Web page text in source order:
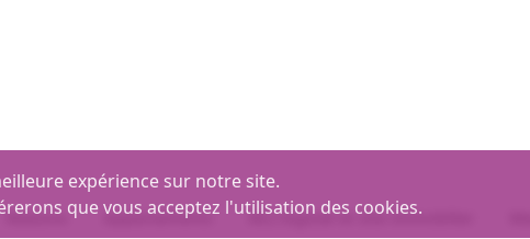
expérience sur notre site.
que vous acceptez l'utilisation des cookies.
Maisons Appartements MLI logiciel et site immobilier